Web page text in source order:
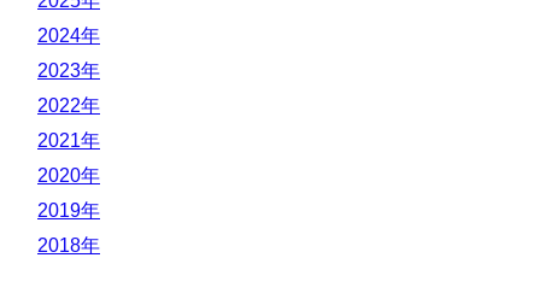
2024年
2023年
2022年
2021年
2020年
2019年
2018年